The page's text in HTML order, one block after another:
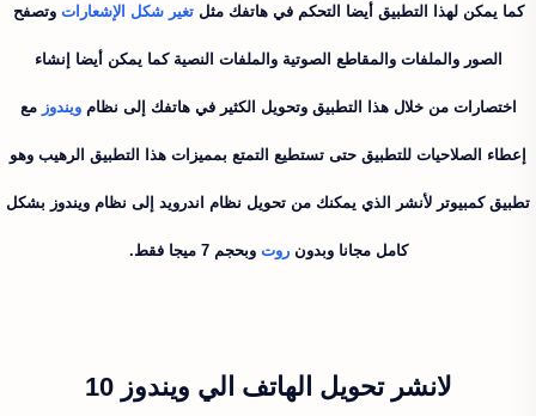
كما يمكن لهذا التطبيق أيضا التحكم في هاتفك مثلتغير شكل الإشعارات وتصفح
الصور والملفات والمقاطع الصوتية والملفات النصية كما يمكن أيضا إنشاء
اختصارات من خلال هذا التطبيق وتحويل الكثير في هاتفك إلى نظامويندوز مع
إعطاء الصلاحيات للتطبيق حتى تستطيع التمتع بمميزات هذا التطبيق الرهيب وهو
تطبيق كمبيوتر لأنشر الذي يمكنك من تحويل نظام اندرويد إلى نظام ويندوز بشكل
كامل مجانا وبدونروت وبحجم 7 ميجا فقط.
لانشر تحويل الهاتف الي ويندوز 10